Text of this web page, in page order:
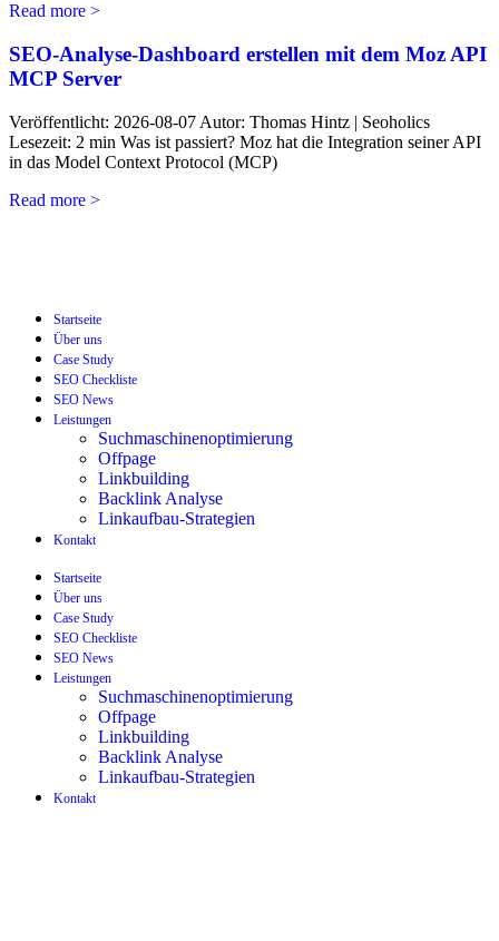
Read more >
SEO-Analyse-Dashboard erstellen mit dem Moz API
MCP Server
Veröffentlicht: 2026-08-07 Autor: Thomas Hintz | Seoholics
Lesezeit: 2 min Was ist passiert? Moz hat die Integration seiner API
in das Model Context Protocol (MCP)
Read more >
Startseite
Über uns
Case Study
SEO Checkliste
SEO News
Leistungen
Suchmaschinenoptimierung
Offpage
Linkbuilding
Backlink Analyse
Linkaufbau-Strategien
Kontakt
Startseite
Über uns
Case Study
SEO Checkliste
SEO News
Leistungen
Suchmaschinenoptimierung
Offpage
Linkbuilding
Backlink Analyse
Linkaufbau-Strategien
Kontakt